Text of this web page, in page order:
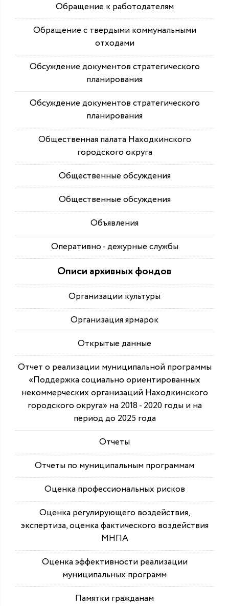
Обращение к работодателям
Обращение с твердыми коммунальными
отходами
Обсуждение документов стратегического
планирования
Обсуждение документов стратегического
планирования
Общественная палата Находкинского
городского округа
Общественные обсуждения
Общественные обсуждения
Объявления
Оперативно - дежурные службы
Описи архивных фондов
Организации культуры
Организация ярмарок
Открытые данные
Отчет о реализации муниципальной программы
«Поддержка социально ориентированных
некоммерческих организаций Находкинского
городского округа» на 2018 - 2020 годы и на
период до 2025 года
Отчеты
Отчеты по муниципальным программам
Оценка профессиональных рисков
Оценка регулирующего воздействия,
экспертиза, оценка фактического воздействия
МНПА
Оценка эффективности реализации
муниципальных программ
Памятки гражданам